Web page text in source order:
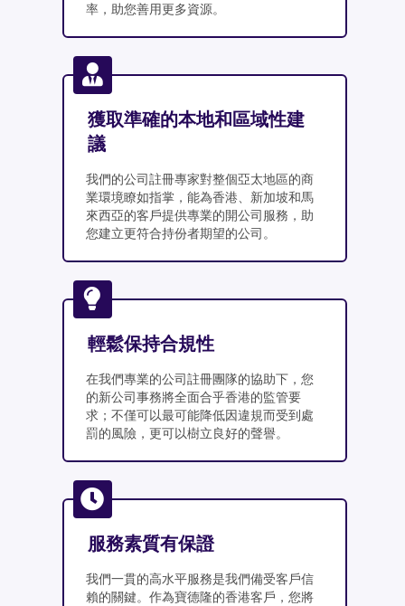
率，助您善用更多資源。
獲取準確的本地和區域性建
議
我們的公司註冊專家對整個亞太地區的商
業環境瞭如指掌，能為香港、新加坡和馬
來西亞的客戶提供專業的開公司服務，助
您建立更符合持份者期望的公司。
輕鬆保持合規性
在我們專業的公司註冊團隊的協助下，您
的新公司事務將全面合乎香港的監管要
求；不僅可以最可能降低因違規而受到處
罰的風險，更可以樹立良好的聲譽。
服務素質有保證
我們一貫的高水平服務是我們備受客戶信
賴的關鍵。作為寶德隆的香港客戶，您將